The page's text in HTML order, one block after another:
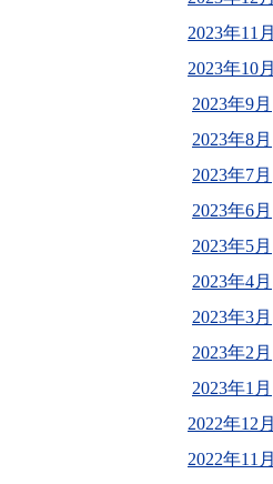
2023年11月
2023年10月
2023年9月
2023年8月
2023年7月
2023年6月
2023年5月
2023年4月
2023年3月
2023年2月
2023年1月
2022年12月
2022年11月